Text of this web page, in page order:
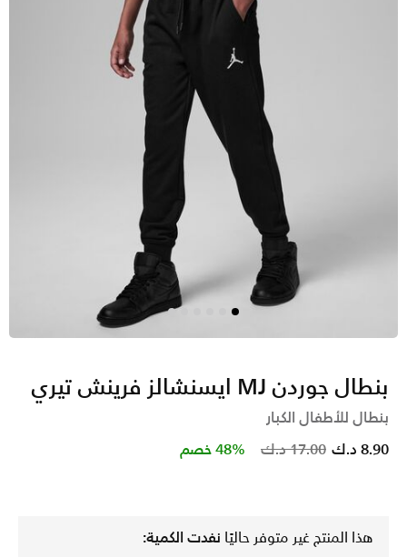
بنطال جوردن MJ ايسنشالز فرينش تيري
بنطال للأطفال الكبار
Price reduced from
17.00 د.ك to 8.90 د.ك 48% خصم
هذا المنتج غير متوفر حاليًا نفدت الكمية: